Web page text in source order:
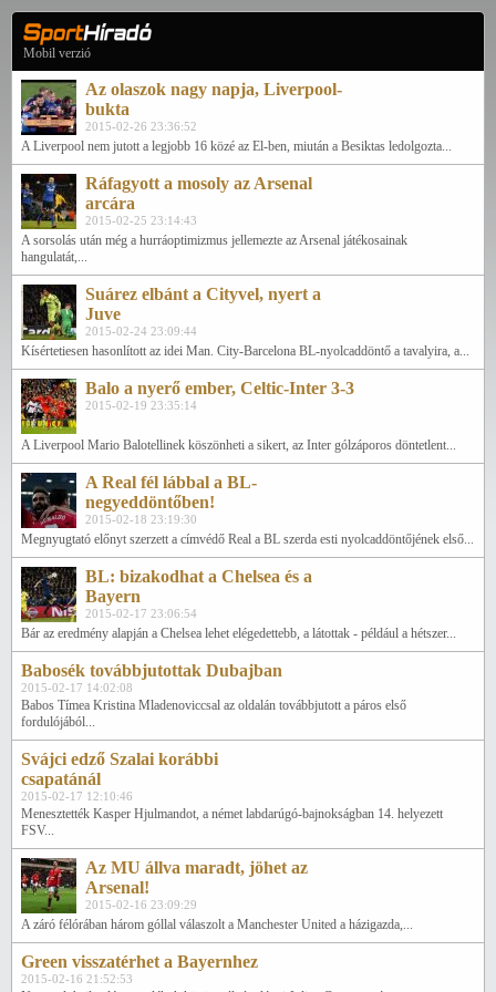
Mobil verzió
Az olaszok nagy napja, Liverpool-
bukta
2015-02-26 23:36:52
A Liverpool nem jutott a legjobb 16 közé az El-ben, miután a Besiktas ledolgozta...
Ráfagyott a mosoly az Arsenal
arcára
2015-02-25 23:14:43
A sorsolás után még a hurráoptimizmus jellemezte az Arsenal játékosainak
hangulatát,...
Suárez elbánt a Cityvel, nyert a
Juve
2015-02-24 23:09:44
Kísértetiesen hasonlított az idei Man. City-Barcelona BL-nyolcaddöntő a tavalyira, a...
Balo a nyerő ember, Celtic-Inter 3-3
2015-02-19 23:35:14
A Liverpool Mario Balotellinek köszönheti a sikert, az Inter gólzáporos döntetlent...
A Real fél lábbal a BL-
negyeddöntőben!
2015-02-18 23:19:30
Megnyugtató előnyt szerzett a címvédő Real a BL szerda esti nyolcaddöntőjének első...
BL: bizakodhat a Chelsea és a
Bayern
2015-02-17 23:06:54
Bár az eredmény alapján a Chelsea lehet elégedettebb, a látottak - például a hétszer...
Babosék továbbjutottak Dubajban
2015-02-17 14:02:08
Babos Tímea Kristina Mladenoviccsal az oldalán továbbjutott a páros első
fordulójából...
Svájci edző Szalai korábbi
csapatánál
2015-02-17 12:10:46
Menesztették Kasper Hjulmandot, a német labdarúgó-bajnokságban 14. helyezett
FSV...
Az MU állva maradt, jöhet az
Arsenal!
2015-02-16 23:09:29
A záró félórában három góllal válaszolt a Manchester United a házigazda,...
Green visszatérhet a Bayernhez
2015-02-16 21:52:53